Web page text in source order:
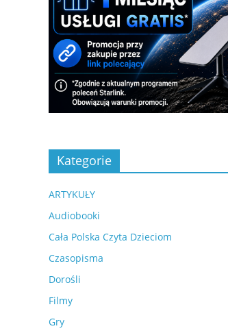
Kategorie
ARTYKUŁY
Audiobooki
Cała Polska Czyta Dzieciom
Czasopisma
Dorośli
Filmy
Gry